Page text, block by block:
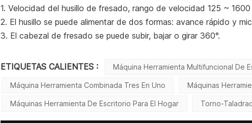
1. Velocidad del husillo de fresado, rango de velocidad 125 ~ 1600
2. El husillo se puede alimentar de dos formas: avance rápido y
3. El cabezal de fresado se puede subir, bajar o girar 360°.
ETIQUETAS CALIENTES : Máquina Herramienta Multifuncional De
Máquina Herramienta Combinada Tres En Uno Máquinas
Máquinas Herramienta De Escritorio Para El Hogar Torno-